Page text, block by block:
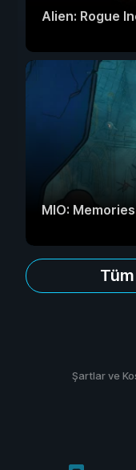
Alien: Rogue
MIO:
Şartlar ve